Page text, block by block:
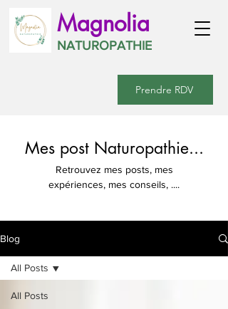
Magnolia
NATUROPATHIE
Prendre RDV
Mes post Naturopathie...
Retrouvez mes posts, mes
expériences, mes conseils, ....
Blog
All Posts
All Posts